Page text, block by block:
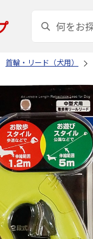
首輪・リード（犬用）